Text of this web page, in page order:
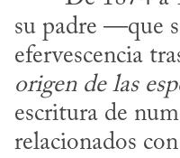
su padre —que
efervescencia
origen de las
escritura de
relacionados